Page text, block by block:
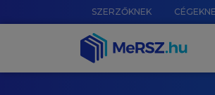
SZERZŐKNEK